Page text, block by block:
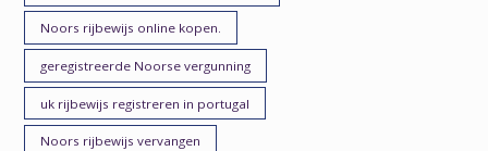
Noors rijbewijs online kopen.
geregistreerde Noorse vergunning
uk rijbewijs registreren in portugal
Noors rijbewijs vervangen